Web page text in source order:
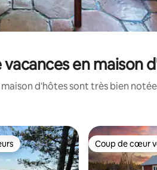
en maison
d'hôtes sont très bien
Coup de cœur
Coup de cœur